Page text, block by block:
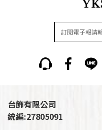
台飾有限公司
統編:27805091